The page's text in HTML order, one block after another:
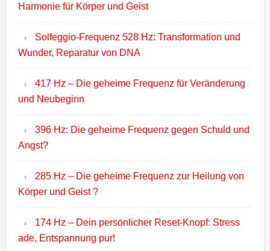
Harmonie für Körper und Geist
Solfeggio-Frequenz 528 Hz: Transformation und
Wunder, Reparatur von DNA
417 Hz – Die geheime Frequenz für Veränderung
und Neubeginn
396 Hz: Die geheime Frequenz gegen Schuld und
Angst?
285 Hz – Die geheime Frequenz zur Heilung von
Körper und Geist ?
174 Hz – Dein persönlicher Reset-Knopf: Stress
ade, Entspannung pur!